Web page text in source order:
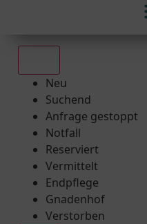
Neu
Suchend
Anfrage gestoppt
Notfall
Reserviert
Vermittelt
Endpflege
Gnadenhof
Verstorben